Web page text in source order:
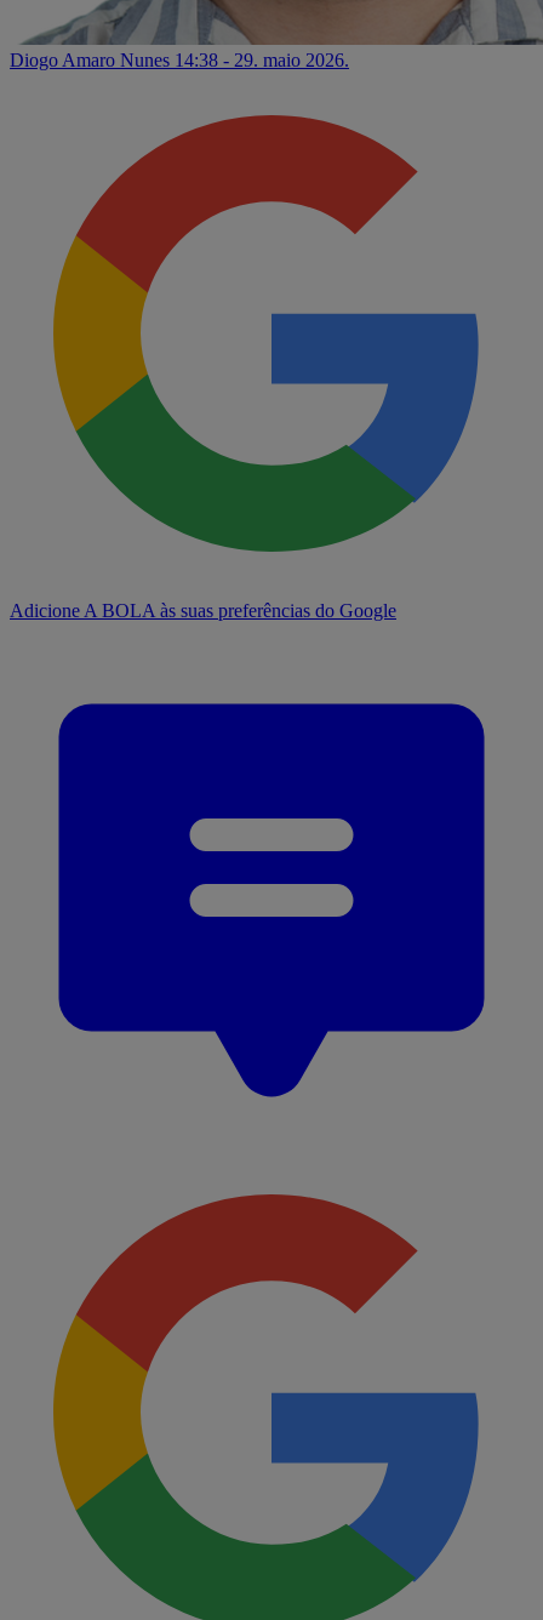
Diogo Amaro Nunes 14:38 - 29. maio 2026.
Adicione A BOLA às suas preferências do Google